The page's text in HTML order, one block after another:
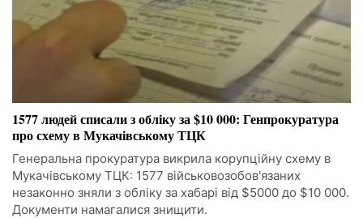
1577 людей списали з обліку за $10 000: Генпрокуратура
про схему в Мукачівському ТЦК
Генеральна прокуратура викрила корупційну схему в
Мукачівському ТЦК: 1577 військовозобов'язаних
незаконно зняли з обліку за хабарі від $5000 до $10 000.
Документи намагалися знищити.